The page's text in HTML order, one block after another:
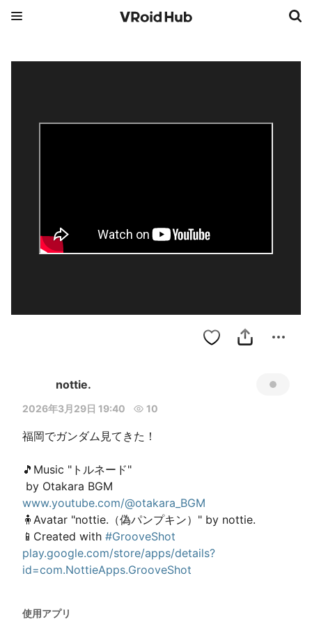
nottie.
2026年3月29日 19:40 10
福岡でガンダム見てきた！
🎵Music "トルネード"
www.youtube.com/@otakara_BGM
🧍Avatar "nottie.（偽パンプキン）" by nottie.
📱Created with #GrooveShot
play.google.com/store/apps/details?
id=com.NottieApps.GrooveShot
使用アプリ